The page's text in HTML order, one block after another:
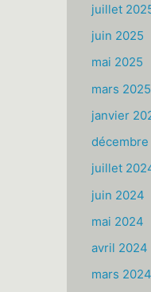
juillet
juin 2025
mai 2025
mars 2025
janvier
juillet
juin 2024
mai 2024
avril 2024
mars 2024